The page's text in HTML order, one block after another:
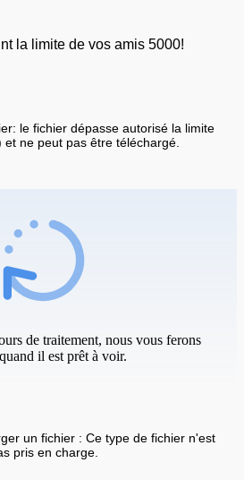
la limite de vos amis 5000!
le fichier dépasse autorisé la limite
et ne peut pas être téléchargé.
de traitement, nous vous ferons
il est prêt à voir.
un fichier : Ce type de fichier n'est
pris en charge.